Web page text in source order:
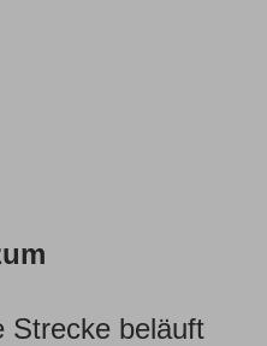
Strecke beläuft